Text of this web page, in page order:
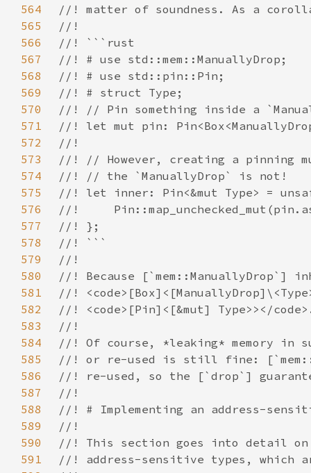
564
565
566
567
568
569
570
571
572
573
574
575
576
577
578
579
580
581
582
583
584
585
586
587
588
589
590
591